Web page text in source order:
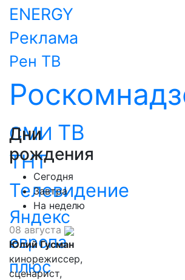
ENERGY
Реклама
Рен ТВ
СМИ ТВ
ТНТ
Телевидение
Яндекс
европа
плюс
Дни
рождения
Сегодня
Завтра
На неделю
08 августа
Юлий Гусман
кинорежиссер,
сценарист,